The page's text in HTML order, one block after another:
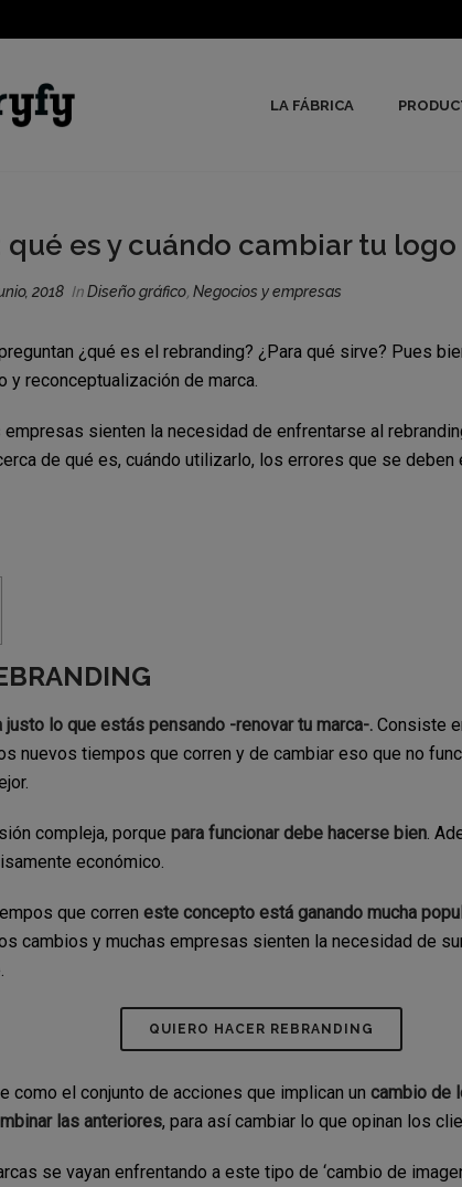
LA FÁBRICA
qué es y cuándo cambiar tu logo
2018 InDiseño gráfico Negocios y empresas
¿qué es el rebranding? ¿Para qué sirve? Pues
y reconceptualización de marca.
empresas sienten la necesidad de enfrentarse al
de qué es, cuándo utilizarlo, los errores que se
justo lo que estás pensando -renovar tu marca-. Consiste
nuevos tiempos que corren y de cambiar eso que no
compleja, porque para funcionar debe hacerse bien.
económico.
que corren este concepto está ganando mucha
cambios y muchas empresas sienten la necesidad de
QUIERO HACER REBRANDING
como el conjunto de acciones que implican un cambio de
las anteriores, para así cambiar lo que opinan los
se vayan enfrentando a este tipo de ‘cambio de